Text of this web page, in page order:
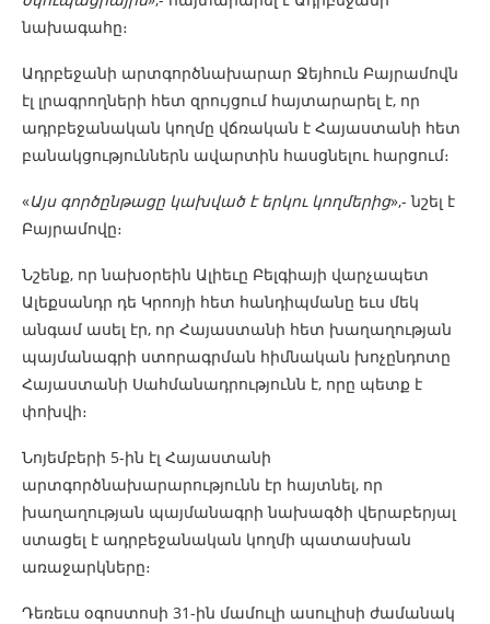
նախագահը։
Ադրբեջանի արտգործնախարար Ջեյհուն Բայրամովն
էլ լրագրողների հետ զրույցում հայտարարել է, որ
ադրբեջանական կողմը վճռական է Հայաստանի հետ
բանակցություններն ավարտին հասցնելու հարցում։
«Այս գործընթացը կախված է երկու կողմերից»,- նշել է
Բայրամովը։
Նշենք, որ նախօրեին Ալիեւը Բելգիայի վարչապետ
Ալեքսանդր դե Կրոոյի հետ հանդիպմանը եւս մեկ
անգամ ասել էր, որ Հայաստանի հետ խաղաղության
պայմանագրի ստորագրման հիմնական խոչընդոտը
Հայաստանի Սահմանադրությունն է, որը պետք է
փոխվի։
Նոյեմբերի 5-ին էլ Հայաստանի
արտգործնախարարությունն էր հայտնել, որ
խաղաղության պայմանագրի նախագծի վերաբերյալ
ստացել է ադրբեջանական կողմի պատասխան
առաջարկները։
Դեռեւս օգոստոսի 31-ին մամուլի ասուլիսի ժամանակ